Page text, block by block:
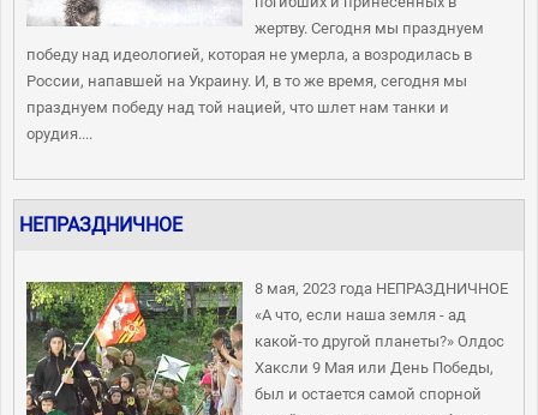
жертву. Сегодня мы празднуем
победу над идеологией, которая не умерла, а возродилась в
России, напавшей на Украину. И, в то же время, сегодня мы
празднуем победу над той нацией, что шлет нам танки и
орудия....
НЕПРАЗДНИЧНОЕ
8 мая, 2023 года НЕПРАЗДНИЧНОЕ
«А что, если наша земля - ад
какой-то другой планеты?» Олдос
Хаксли 9 Мая или День Победы,
был и остается самой спорной